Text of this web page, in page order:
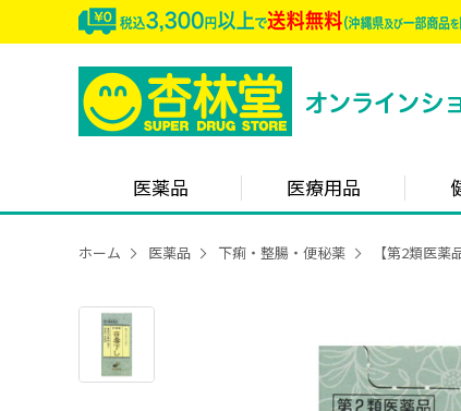
医薬品 医療用品
ホーム 医薬品 下痢・整腸・便秘薬 【第2類医